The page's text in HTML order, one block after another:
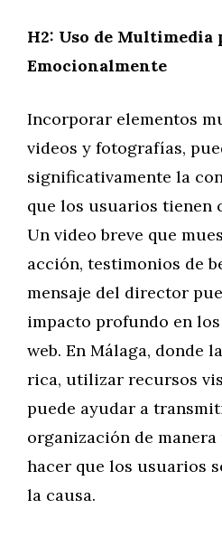
H2: Uso de Multimedia
Emocionalmente
Incorporar elementos
videos y fotografías,
significativamente la
que los usuarios tienen
Un video breve que
acción, testimonios de
mensaje del director
impacto profundo en
web. En Málaga, donde
rica, utilizar recursos
puede ayudar a
organización de manera
hacer que los usuarios
la causa.